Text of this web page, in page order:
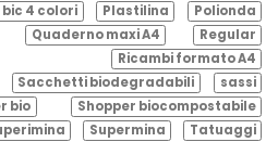
bic 4 colori Plastilina
Polionda
Quaderno maxi A4
Regular
Ricambi formato A4
Sacchetti biodegradabili
sassi
bio
Shopper biocompostabile
Supermina
Tatuaggi